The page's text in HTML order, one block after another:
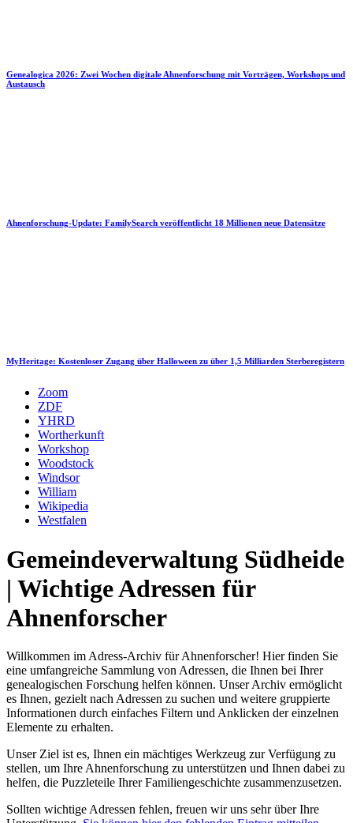
Genealogica 2026: Zwei Wochen digitale Ahnenforschung mit Vorträgen, Workshops und
Austausch
Ahnenforschung-Update: FamilySearch veröffentlicht 18 Millionen neue Datensätze
MyHeritage: Kostenloser Zugang über Halloween zu über 1,5 Milliarden Sterberegistern
Zoom
ZDF
YHRD
Wortherkunft
Workshop
Woodstock
Windsor
William
Wikipedia
Westfalen
Gemeindeverwaltung Südheide
| Wichtige Adressen für
Ahnenforscher
Willkommen im Adress-Archiv für Ahnenforscher! Hier finden Sie
eine umfangreiche Sammlung von Adressen, die Ihnen bei Ihrer
genealogischen Forschung helfen können. Unser Archiv ermöglicht
es Ihnen, gezielt nach Adressen zu suchen und weitere gruppierte
Informationen durch einfaches Filtern und Anklicken der einzelnen
Elemente zu erhalten.
Unser Ziel ist es, Ihnen ein mächtiges Werkzeug zur Verfügung zu
stellen, um Ihre Ahnenforschung zu unterstützen und Ihnen dabei zu
helfen, die Puzzleteile Ihrer Familiengeschichte zusammenzusetzen.
Sollten wichtige Adressen fehlen, freuen wir uns sehr über Ihre